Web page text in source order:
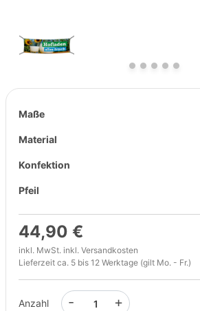
Maße
Material
Konfektion
Pfeil
44,90 €
inkl. MwSt. inkl. Versandkosten
Lieferzeit ca. 5 bis 12 Werktage (gilt Mo. - Fr.)
Anzahl +
-